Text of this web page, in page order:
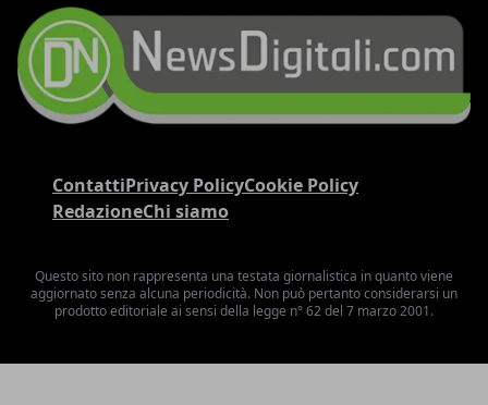
ContattiPrivacy PolicyCookie Policy
RedazioneChi siamo
Questo sito non rappresenta una testata giornalistica in quanto viene
aggiornato senza alcuna periodicità. Non può pertanto considerarsi un
prodotto editoriale ai sensi della legge n° 62 del 7 marzo 2001.